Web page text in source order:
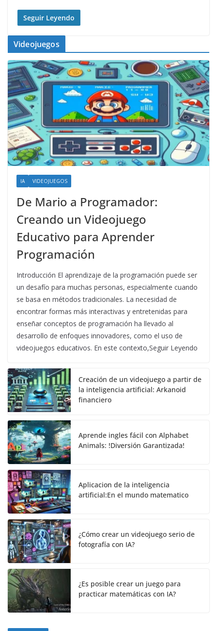
Seguir Leyendo
Videojuegos
IA VIDEOJUEGOS
De Mario a Programador:
Creando un Videojuego
Educativo para Aprender
Programación
Introducción El aprendizaje de la programación puede ser
un desafío para muchas personas, especialmente cuando
se basa en métodos tradicionales. La necesidad de
encontrar formas más interactivas y entretenidas para
enseñar conceptos de programación ha llevado al
desarrollo de enfoques innovadores, como el uso de
videojuegos educativos. En este contexto,Seguir Leyendo
Creación de un videojuego a partir de
la inteligencia artificial: Arkanoid
financiero
Aprende ingles fácil con Alphabet
Animals: !Diversión Garantizada!
Aplicacion de la inteligencia
artificial:En el mundo matematico
¿Cómo crear un videojuego serio de
fotografía con IA?
¿Es posible crear un juego para
practicar matemáticas con IA?